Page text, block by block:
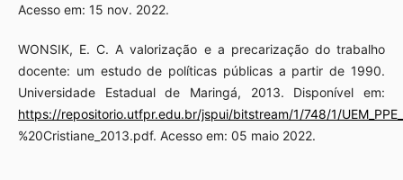
Acesso em: 15 nov. 2022.
WONSIK, E. C. A valorização e a precarização do trabalho
docente: um estudo de políticas públicas a partir de 1990.
Universidade Estadual de Maringá, 2013. Disponível em:
https://repositorio.utfpr.edu.br/jspui/bitstream/1/748/1/
%20Cristiane_2013.pdf. Acesso em: 05 maio 2022.